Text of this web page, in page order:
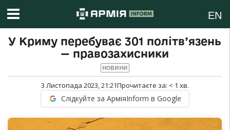
EN
У Криму перебуває 301 політв’язень
— правозахисники
НОВИНИ
3 Листопада 2023, 21:21Прочитаєте за: < 1 хв.
Слідкуйте за АрміяInform в Google